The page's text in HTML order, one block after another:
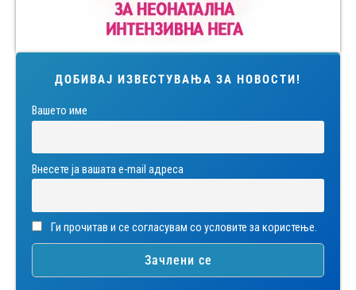
ДОБИВАЈ ИЗВЕСТУВАЊА ЗА НОВОСТИ!
Вашето име
Внесете ја вашата е-mail адреса
Ги прочитав и се согласувам со условите за користење.